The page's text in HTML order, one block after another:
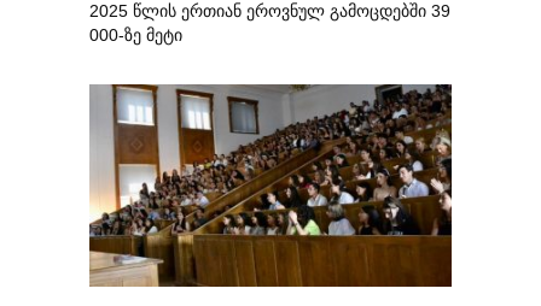
2025 წლის ერთიან ეროვნულ გამოცდებში 39
000-ზე მეტი